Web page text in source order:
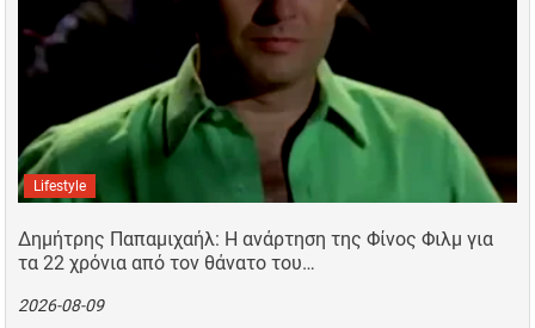
Lifestyle
Δημήτρης Παπαμιχαήλ: Η ανάρτηση της Φίνος Φιλμ για
τα 22 χρόνια από τον θάνατο του…
2026-08-09